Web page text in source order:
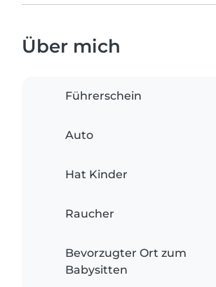
Über mich
Führerschein
Auto
Hat Kinder
Raucher
Bevorzugter Ort zum
Babysitten